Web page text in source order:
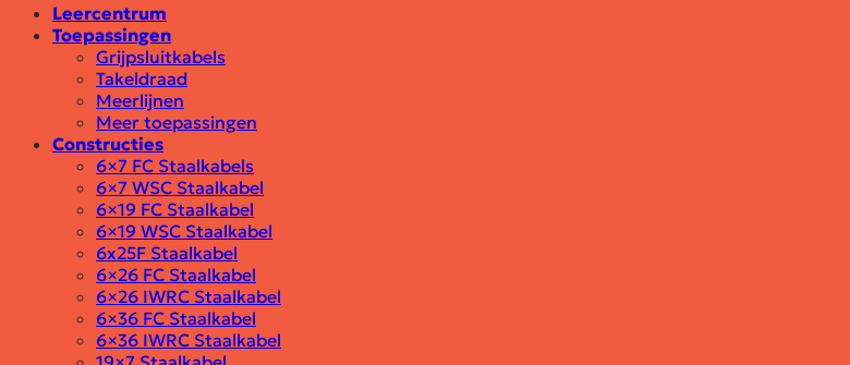
Leercentrum
Toepassingen
Grijpsluitkabels
Takeldraad
Meerlijnen
Meer toepassingen
Constructies
6×7 FC Staalkabels
6×7 WSC Staalkabel
6×19 FC Staalkabel
6×19 WSC Staalkabel
6x25F Staalkabel
6×26 FC Staalkabel
6×26 IWRC Staalkabel
6×36 FC Staalkabel
6×36 IWRC Staalkabel